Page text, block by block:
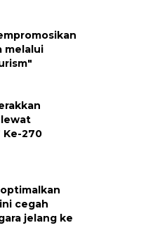
melalui
Ke-270
cegah
jelang ke